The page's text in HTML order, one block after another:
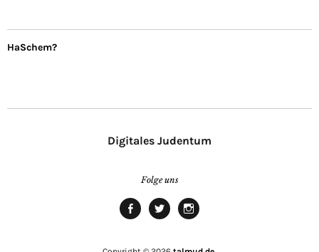
HaSchem?
Digitales Judentum
Folge uns